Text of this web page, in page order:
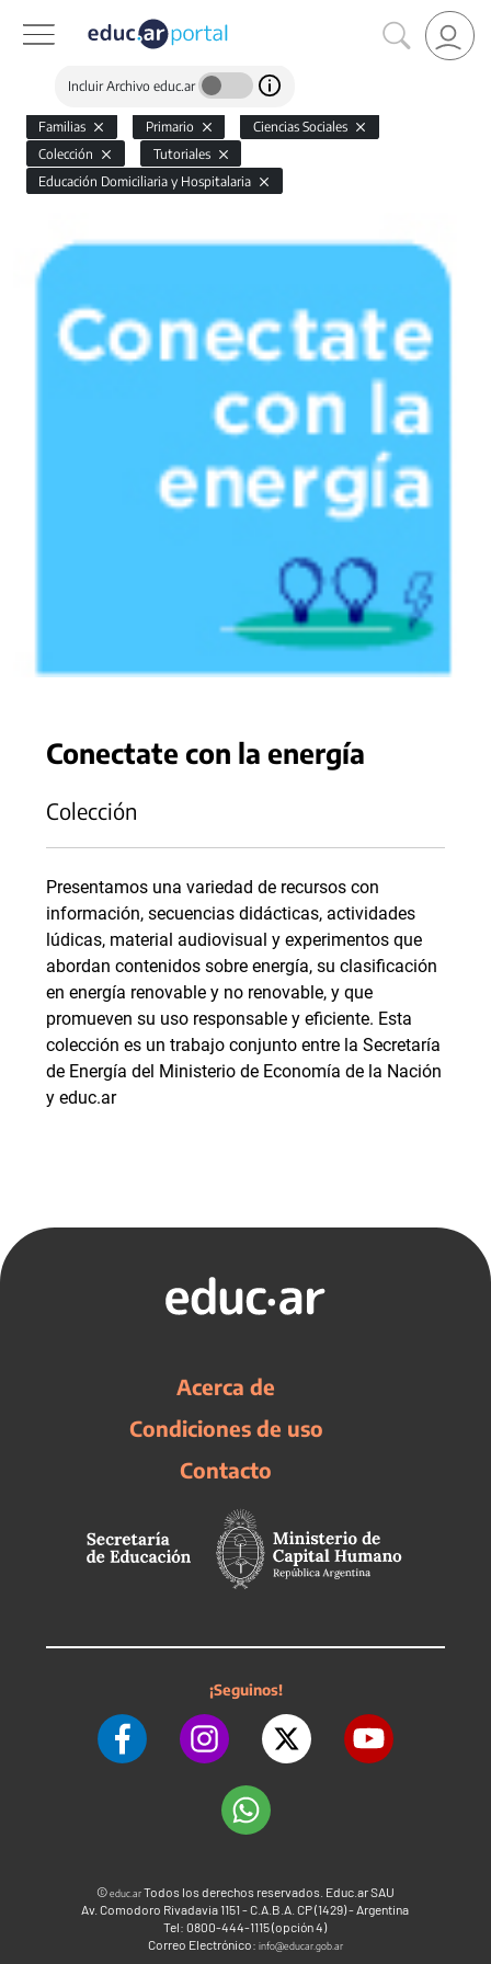
Incluir Archivo educ.ar
Familias Primario
Ciencias Sociales
Colección
Tutoriales
Educación Domiciliaria y Hospitalaria
Conectate con la energía
Colección
Presentamos una variedad de recursos con
información, secuencias didácticas, actividades
lúdicas, material audiovisual y experimentos que
abordan contenidos sobre energía, su clasificación
en energía renovable y no renovable, y que
promueven su uso responsable y eficiente. Esta
colección es un trabajo conjunto entre la Secretaría
de Energía del Ministerio de Economía de la Nación
y educ.ar
Acerca de
Condiciones de uso
Contacto
¡Seguinos!
©educ.arTodos los derechos reservados. Educ.ar SAU
Av. Comodoro Rivadavia 1151 - C.A.B.A. CP (1429) - Argentina
Tel: 0800-444-1115 (opción 4)
Correo Electrónico: info@educar.gob.ar